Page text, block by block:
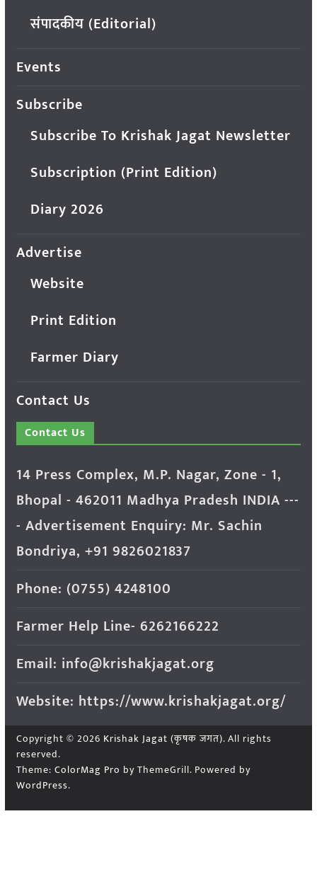
संपादकीय (Editorial)
Events
Subscribe
Subscribe To Krishak Jagat Newsletter
Subscription (Print Edition)
Diary 2026
Advertise
Website
Print Edition
Farmer Diary
Contact Us
Contact Us
14 Press Complex, M.P. Nagar, Zone - 1,
Bhopal - 462011 Madhya Pradesh INDIA ---
- Advertisement Enquiry: Mr. Sachin
Bondriya, +91 9826021837
Phone: (0755) 4248100
Farmer Help Line- 6262166222
Email: info@krishakjagat.org
Website: https://www.krishakjagat.org/
Copyright © 2026 Krishak Jagat (कृषक जगत). All rights
reserved.
Theme: ColorMag Pro by ThemeGrill. Powered by
WordPress.